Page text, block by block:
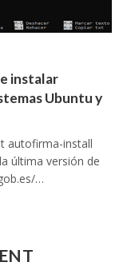
instalar
Ubuntu y
autofirma-install
última versión de
…